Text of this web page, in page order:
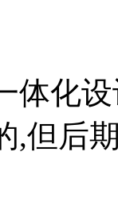
体化
,但后